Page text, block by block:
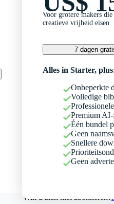
Voor grotere makers
creatieve vrijheid eisen
7 dagen
Alles in Starter,
Onbeperkte
Volledige
Premium
Één bundel
Geen
Snellere
Geen
Wilt u zich niet abonneren?